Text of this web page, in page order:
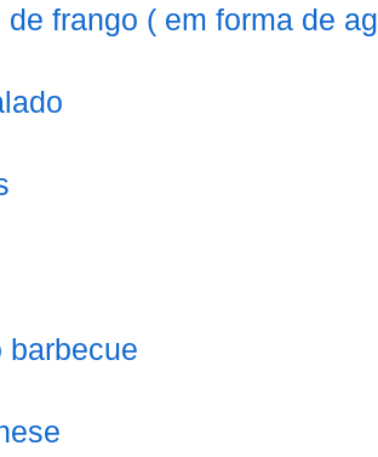
de frango ( em forma de
barbecue